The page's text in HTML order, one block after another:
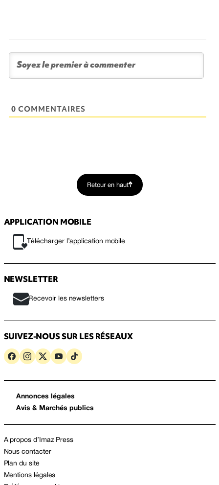
0 COMMENTAIRES
Retour en haut
APPLICATION MOBILE
Télécharger l’application mobile
NEWSLETTER
Recevoir les newsletters
SUIVEZ-NOUS SUR LES RÉSEAUX
Annonces légales
Avis & Marchés publics
A propos d’Imaz Press
Nous contacter
Plan du site
Mentions légales